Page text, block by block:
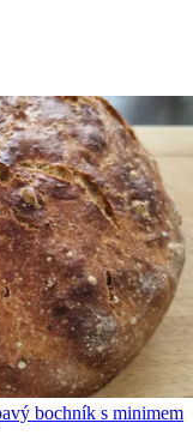
bochník s minimem